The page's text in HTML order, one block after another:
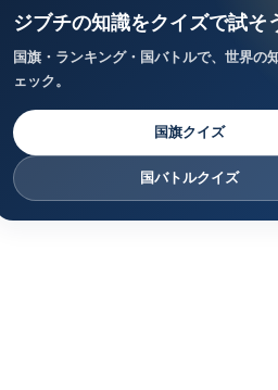
ジブチの知識をクイズで試そ
国旗・ランキング・国バトルで、世界の
ェック。
国旗クイズ
国バトルクイズ